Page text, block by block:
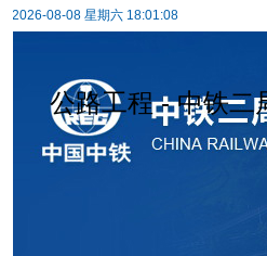
2026-08-08 星期六 18:01:08
公路工程 - 中铁二